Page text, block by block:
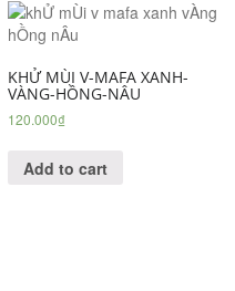
KHỬ MÙI V-MAFA XANH-
VÀNG-HỒNG-NÂU
120.000₫
Add to cart